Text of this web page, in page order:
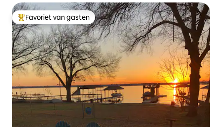
Topfavoriet van gasten
Favoriet van gasten